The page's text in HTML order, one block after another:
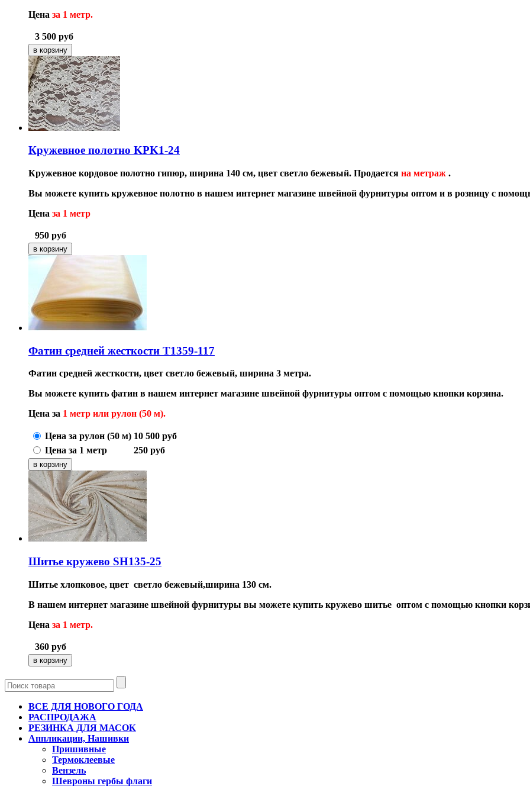
Цена за 1 метр.
3 500 руб
Кружевное полотно KPK1-24
Кружевное кордовое полотно гипюр, ширина 140 см, цвет светло бежевый. Продается на метраж .
Вы можете купить кружевное полотно в нашем интернет магазине швейной фурнитуры оптом и в розницу с
Цена за 1 метр
950 руб
Фатин средней жесткости T1359-117
Фатин средней жесткости, цвет светло бежевый, ширина 3 метра.
Вы можете купить фатин в нашем интернет магазине швейной фурнитуры оптом с помощью кнопки корзина.
Цена за 1 метр или рулон (50 м).
Цена за рулон (50 м) 10 500 руб
Цена за 1 метр
250 руб
Шитье кружево SH135-25
Шитье хлопковое, цвет светло бежевый,ширина 130 см.
В нашем интернет магазине швейной фурнитуры вы можете купить кружево шитье оптом с помощью кнопки
Цена за 1 метр.
360 руб
ВСЕ ДЛЯ НОВОГО ГОДА
РАСПРОДАЖА
РЕЗИНКА ДЛЯ МАСОК
Аппликации, Нашивки
Пришивные
Термоклеевые
Вензель
Шевроны гербы флаги